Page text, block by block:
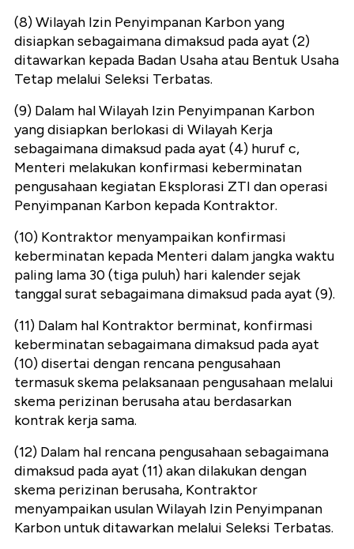
(8) Wilayah Izin Penyimpanan Karbon yang
disiapkan sebagaimana dimaksud pada ayat (2)
ditawarkan kepada Badan Usaha atau Bentuk Usaha
Tetap melalui Seleksi Terbatas.
(9) Dalam hal Wilayah Izin Penyimpanan Karbon
yang disiapkan berlokasi di Wilayah Kerja
sebagaimana dimaksud pada ayat (4) huruf c,
Menteri melakukan konfirmasi keberminatan
pengusahaan kegiatan Eksplorasi ZTI dan operasi
Penyimpanan Karbon kepada Kontraktor.
(10) Kontraktor menyampaikan konfirmasi
keberminatan kepada Menteri dalam jangka waktu
paling lama 30 (tiga puluh) hari kalender sejak
tanggal surat sebagaimana dimaksud pada ayat (9).
(11) Dalam hal Kontraktor berminat, konfirmasi
keberminatan sebagaimana dimaksud pada ayat
(10) disertai dengan rencana pengusahaan
termasuk skema pelaksanaan pengusahaan melalui
skema perizinan berusaha atau berdasarkan
kontrak kerja sama.
(12) Dalam hal rencana pengusahaan sebagaimana
dimaksud pada ayat (11) akan dilakukan dengan
skema perizinan berusaha, Kontraktor
menyampaikan usulan Wilayah Izin Penyimpanan
Karbon untuk ditawarkan melalui Seleksi Terbatas.